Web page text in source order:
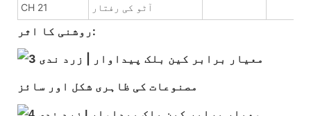
CH 21 آٹو کی رفتار
روشنی کا اثر: